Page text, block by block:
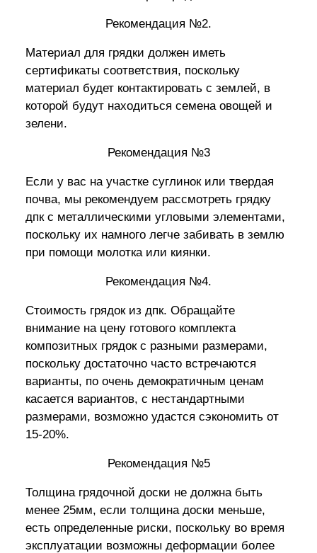
Рекомендация №2.
Материал для грядки должен иметь
сертификаты соответствия, поскольку
материал будет контактировать с землей, в
которой будут находиться семена овощей и
зелени.
Рекомендация №3
Если у вас на участке суглинок или твердая
почва, мы рекомендуем рассмотреть грядку
дпк с металлическими угловыми элементами,
поскольку их намного легче забивать в землю
при помощи молотка или киянки.
Рекомендация №4.
Стоимость грядок из дпк. Обращайте
внимание на цену готового комплекта
композитных грядок с разными размерами,
поскольку достаточно часто встречаются
варианты, по очень демократичным ценам
касается вариантов, с нестандартными
размерами, возможно удастся сэкономить от
15-20%.
Рекомендация №5
Толщина грядочной доски не должна быть
менее 25мм, если толщина доски меньше,
есть определенные риски, поскольку во время
эксплуатации возможны деформации более